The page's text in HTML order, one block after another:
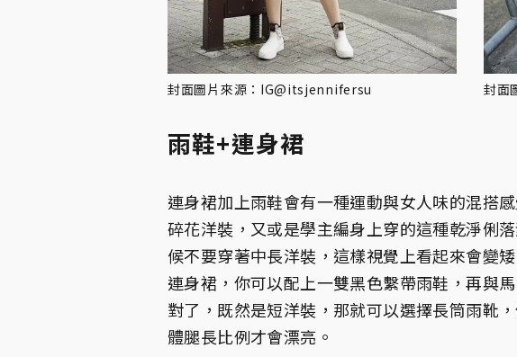
封面圖片來源：IG@itsjennifersu 封面
雨鞋+連身裙
連身裙加上雨鞋會有一種運動與女人味的混搭
碎花洋裝，又或是學主編身上穿的這種乾淨俐
候不要穿著中長洋裝，這樣視覺上看起來會變
連身裙，你可以配上一雙黑色繫帶雨鞋，再與
對了，既然是短洋裝，那就可以選擇長筒雨靴
體腿長比例才會漂亮。